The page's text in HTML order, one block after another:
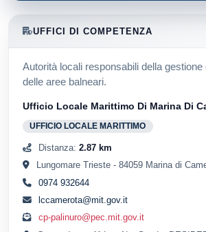
UFFICI DI COMPETENZA
Autorità locali responsabili della
delle aree balneari.
Ufficio Locale Marittimo Di Marina Di
UFFICIO LOCALE MARITTIMO
Distanza: 2.87 km
Lungomare Trieste - 84059 Marina di
0974 932644
lccamerota@mit.gov.it
cp-palinuro@pec.mit.gov.it